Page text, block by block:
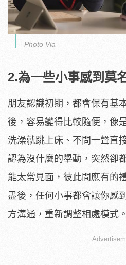
Photo Via
2.為一些小事感到莫
朋友認識初期，都會保有基
後，容易變得比較隨便，像
洗澡就跳上床、不問一聲直
認為沒什麼的舉動，突然卻
能太常見面，彼此間應有的
盡後，任何小事都會讓你感
方溝通，重新調整相處模式。